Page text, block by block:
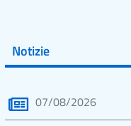
Notizie
07/08/2026